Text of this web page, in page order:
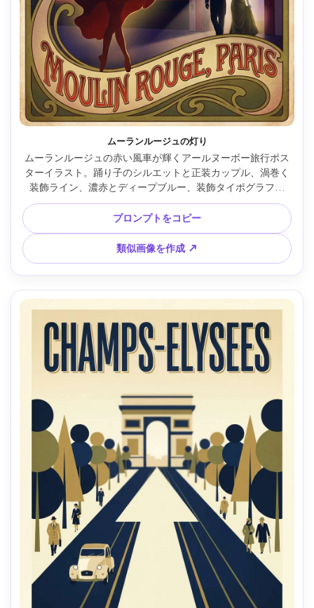
ムーランルージュの灯り
ムーランルージュの赤い風車が輝くアールヌーボー旅行ポス
ターイラスト。踊り子のシルエットと正装カップル、渦巻く
装飾ライン、濃赤とディープブルー、装飾タイポグラフィ
「MOULIN ROUGE, PARIS」、ポスター粒子とグラデーショ
ン、夜のドラマチックな雰囲気、85mmレンズ、浅い被写界
深度、柔らかなシネマ調ライティング --ar 4:5
プロンプトをコピー
類似画像を作成 ↗